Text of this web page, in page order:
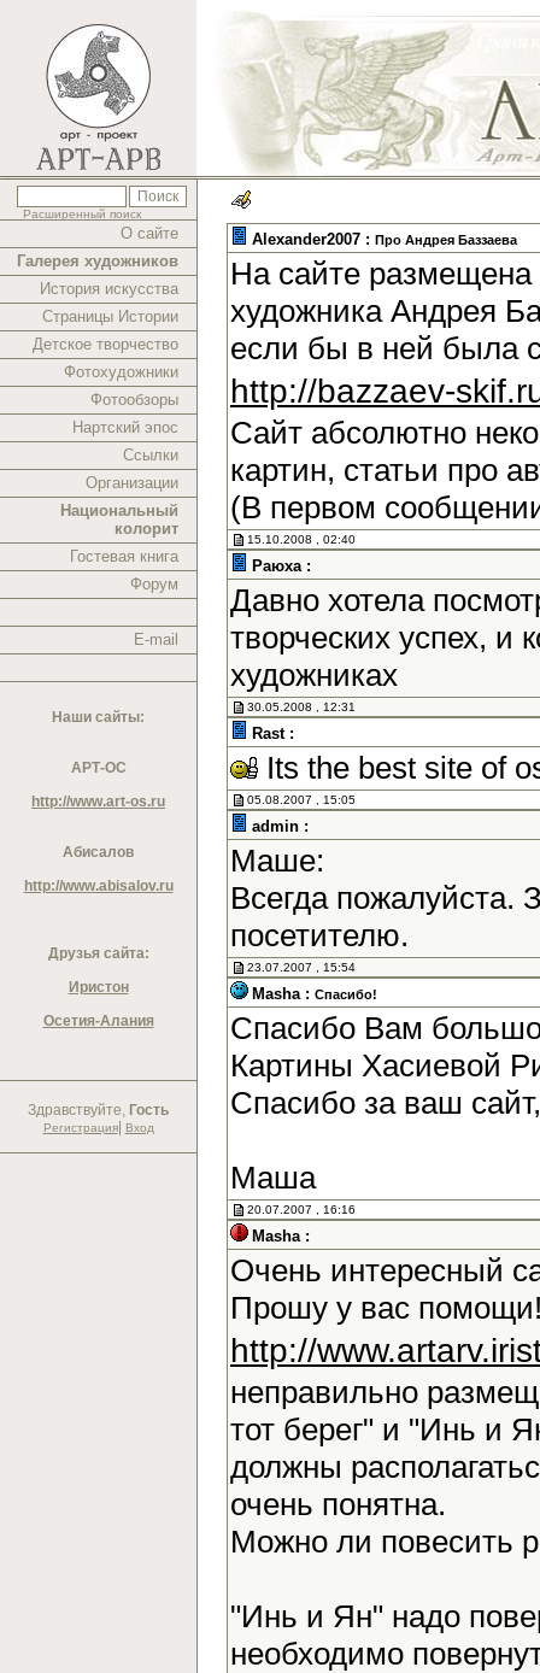
Расширенный поиск
О сайте
Галерея художников
История искусства
Страницы Истории
Детское творчество
Фотохудожники
Фотообзоры
Нартский эпос
Ссылки
Организации
Национальный
колорит
Гостевая книга
Форум
E-mail
Наши сайты:
АРТ-ОС
http://www.art-os.ru
Абисалов
http://www.abisalov.ru
Друзья сайта:
Иристон
Осетия-Алания
Здравствуйте, Гость
Регистрация| Вход
Alexander2007 : Про Андрея Баззаева
На сайте размещена
художника Андрея
если бы в ней была
http://bazzaev-
Сайт абсолютно
картин, статьи про
(В первом
15.10.2008 , 02:40
Раюха :
Давно хотела
творческих успех,
художниках
30.05.2008 , 12:31
Rast :
Its the best site of
05.08.2007 , 15:05
admin :
Маше:
Всегда
посетителю.
23.07.2007 , 15:54
Masha : Спасибо!
Спасибо Вам
Картины Хасиевой
Спасибо за ваш
Маша
20.07.2007 , 16:16
Masha :
Очень интересный
Прошу у вас
http://
неправильно
тот берег" и "Инь и
должны
очень понятна.
Можно ли повесить
"Инь и Ян" надо
необходимо